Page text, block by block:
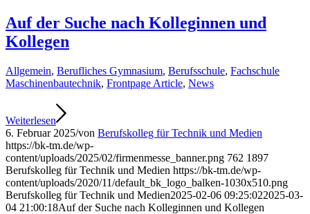
Auf der Suche nach Kolleginnen und
Kollegen
Allgemein, Berufliches Gymnasium, Berufsschule, Fachschule
Maschinenbautechnik, Frontpage Article, News
Weiterlesen
6. Februar 2025/von Berufskolleg für Technik und Medien
https://bk-tm.de/wp-
content/uploads/2025/02/firmenmesse_banner.png 762 1897
Berufskolleg für Technik und Medien https://bk-tm.de/wp-
content/uploads/2020/11/default_bk_logo_balken-1030x510.png
Berufskolleg für Technik und Medien2025-02-06 09:25:022025-03-
04 21:00:18Auf der Suche nach Kolleginnen und Kollegen